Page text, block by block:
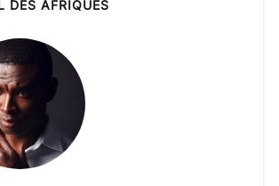
DES AFRIQUES